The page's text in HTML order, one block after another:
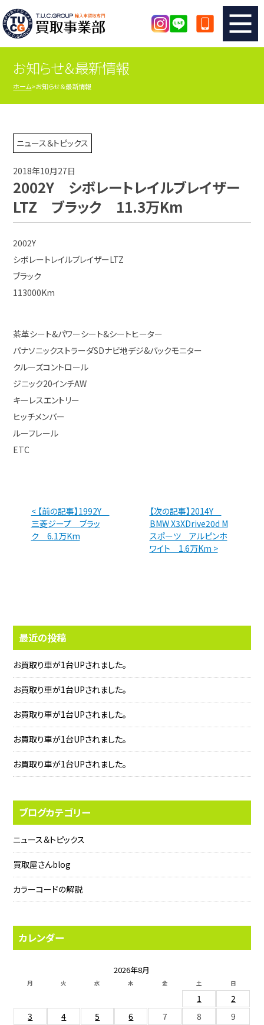
TUCのカンタン査定
査定の注意事項 メーカー別査定フォーム
TUCの買取実績
店舗紹介
シリアルナンバーの解説 アクセスマップ
お知らせ＆最新情報
ホーム お知らせ＆最新情報
ニュース＆トピックス
2018年10月27日
2002Y シボレートレイルブレイザー
LTZ ブラック 11.3万Km
2002Y
シボレートレイルブレイザーLTZ
ブラック
113000Km
茶革シート&パワーシート&シートヒーター
パナソニックストラーダSDナビ地デジ&バックモニター
クルーズコントロール
ジニック20インチAW
キーレスエントリー
ヒッチメンバー
ルーフレール
ETC
< 【前の記事】1992Y
三菱ジープ ブラッ
ク 6.1万Km
【次の記事】2014Y
BMW X3XDrive20d M
スポーツ アルピンホ
ワイト 1.6万Km >
最近の投稿
お買取り車が1台UPされました。
お買取り車が1台UPされました。
お買取り車が1台UPされました。
お買取り車が1台UPされました。
お買取り車が1台UPされました。
ブログカテゴリー
ニュース＆トピックス
買取屋さんblog
カラーコードの解説
カレンダー
2026年8月
月 火 水 木 金 土 日
1
2
3
4 5 6 7 8
9